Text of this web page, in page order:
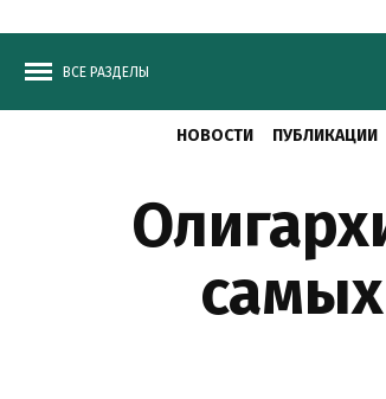
ВСЕ РАЗДЕЛЫ
НОВОСТИ ПУБЛИКАЦИИ